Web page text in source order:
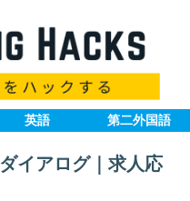
英語 第二外国語
イアログ｜求人応